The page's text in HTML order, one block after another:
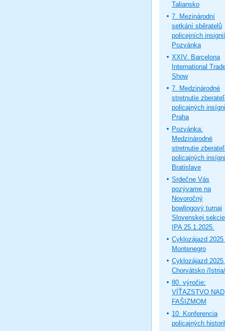
Taliansko
7. Mezinárodní
setkání sběratelů
policejních
Pozvánka
XXIV. Barcelona
International
Show
7. Medzinárodné
stretnutie
policajných
Praha
Pozvánka:
Medzinárodné
stretnutie
policajných
Bratislave
Srdečne Vás
pozývame na
Novoročný
bowlingový turnaj
Slovenskej sekcie
IPA 25.1.2025.
Cyklozájazd 2025
Montenegro
Cyklozájazd 2025
Chorvátsko /Istria/
80. výročie:
VÍŤAZSTVO NAD
FAŠIZMOM
10. Konferencia
policajných